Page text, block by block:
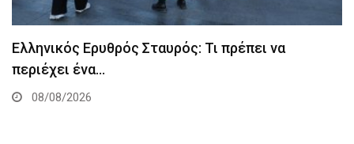
Ελληνικός Ερυθρός Σταυρός: Τι πρέπει να
περιέχει ένα…
08/08/2026